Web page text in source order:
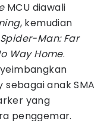
MCU diawali
, kemudian
Spider-Man: Far
Way Home.
anak SMA
yang
penggemar.